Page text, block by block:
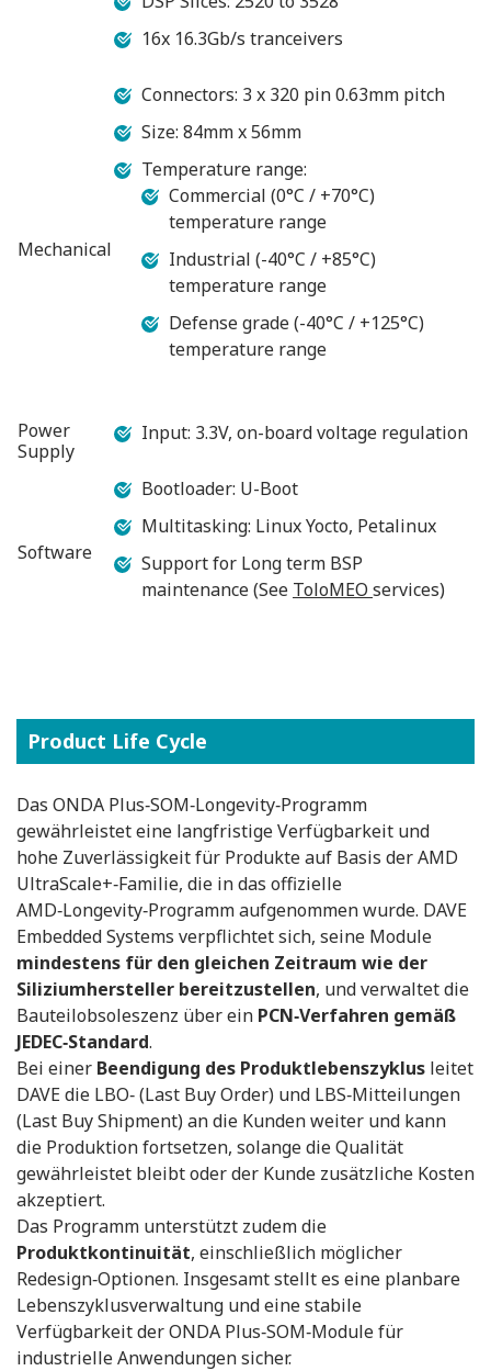
16x 16.3Gb/s tranceivers
Mechanical
Connectors: 3 x 320 pin 0.63mm pitch
Size: 84mm x 56mm
Temperature range:
Commercial (0°C / +70°C)
temperature range
Industrial (-40°C / +85°C)
temperature range
Defense grade (-40°C / +125°C)
temperature range
Power
Supply
Input: 3.3V, on-board voltage regulation
Software
Bootloader: U-Boot
Multitasking: Linux Yocto, Petalinux
Support for Long term BSP
maintenance (See ToloMEO services)
Product Life Cycle
Das ONDA Plus‑SOM‑Longevity‑Programm
gewährleistet eine langfristige Verfügbarkeit und
hohe Zuverlässigkeit für Produkte auf Basis der AMD
UltraScale+‑Familie, die in das offizielle
AMD‑Longevity‑Programm aufgenommen wurde. DAVE
Embedded Systems verpflichtet sich, seine Module
mindestens für den gleichen Zeitraum wie der
Siliziumhersteller bereitzustellen, und verwaltet die
Bauteilobsoleszenz über ein PCN‑Verfahren gemäß
JEDEC‑Standard.
Bei einer Beendigung des Produktlebenszyklus leitet
DAVE die LBO‑ (Last Buy Order) und LBS‑Mitteilungen
(Last Buy Shipment) an die Kunden weiter und kann
die Produktion fortsetzen, solange die Qualität
gewährleistet bleibt oder der Kunde zusätzliche Kosten
akzeptiert.
Das Programm unterstützt zudem die
Produktkontinuität, einschließlich möglicher
Redesign‑Optionen. Insgesamt stellt es eine planbare
Lebenszyklusverwaltung und eine stabile
Verfügbarkeit der ONDA Plus‑SOM‑Module für
industrielle Anwendungen sicher.